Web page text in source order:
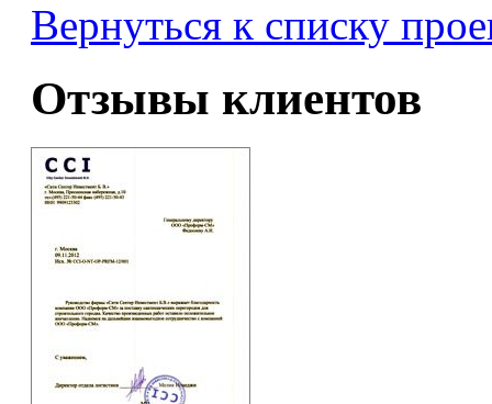
Вернуться к списку
Отзывы клиентов